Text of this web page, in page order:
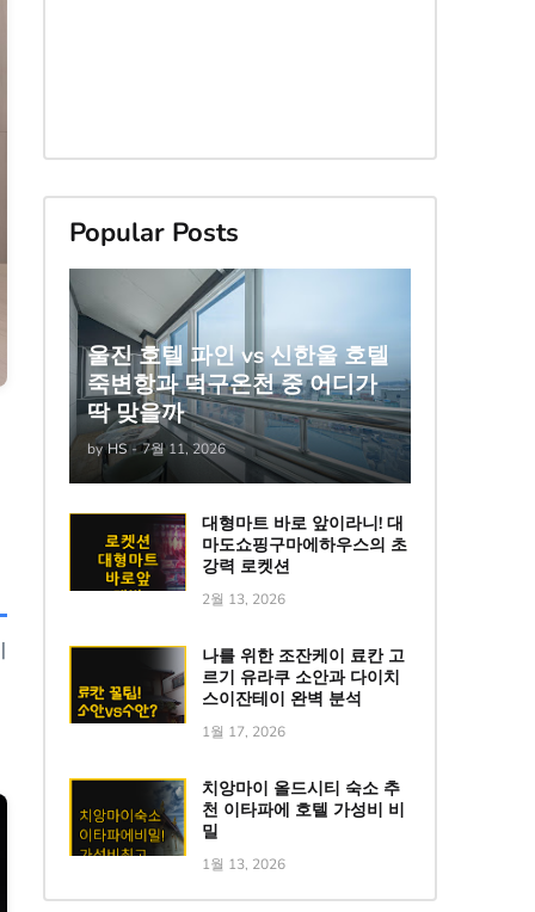
Popular Posts
울진 호텔 파인 vs 신한울 호텔
죽변항과 덕구온천 중 어디가
딱 맞을까
by HS - 7월 11, 2026
대형마트 바로 앞이라니! 대
마도쇼핑구마에하우스의 초
강력 로켓션
2월 13, 2026
나를 위한 조잔케이 료칸 고
르기 유라쿠 소안과 다이치
스이잔테이 완벽 분석
1월 17, 2026
치앙마이 올드시티 숙소 추
천 이타파에 호텔 가성비 비
밀
1월 13, 2026